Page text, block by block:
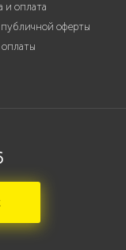
и оплата
оферты